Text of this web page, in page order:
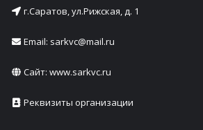
г.Саратов, ул.Рижская, д. 1
Email: sarkvc@mail.ru
Сайт: www.sarkvc.ru
Реквизиты организации